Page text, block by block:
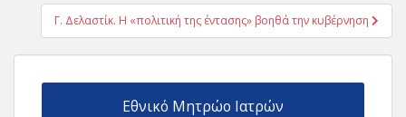
Γ. Δελαστίκ. Η «πολιτική της έντασης» βοηθά την κυβέρνηση
Εθνικό Μητρώο Ιατρών